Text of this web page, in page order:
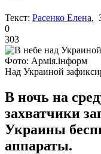
Текст: Расенко Елена,
0
303
Фото: Армія.інформ
Над Украиной
В ночь на
захватчики
Украины
аппараты.